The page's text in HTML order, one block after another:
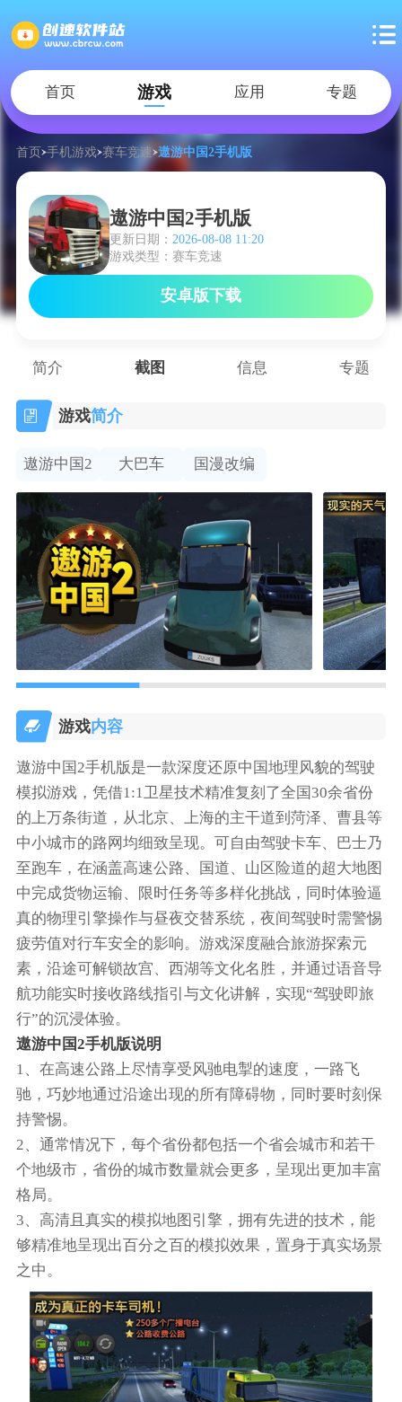
首页 游戏 应用 专题
首页 手机游戏 赛车竞速 遨游中国2手机版
遨游中国2手机版
更新日期： 2026-08-08 11:20
游戏类型：赛车竞速
安卓版下载
简介 截图 信息 专题
游戏简介
遨游中国2 大巴车 国漫改编
游戏内容
遨游中国2手机版是一款深度还原中国地理风貌的驾驶
模拟游戏，凭借1:1卫星技术精准复刻了全国30余省份
的上万条街道，从北京、上海的主干道到菏泽、曹县等
中小城市的路网均细致呈现。可自由驾驶卡车、巴士乃
至跑车，在涵盖高速公路、国道、山区险道的超大地图
中完成货物运输、限时任务等多样化挑战，同时体验逼
真的物理引擎操作与昼夜交替系统，夜间驾驶时需警惕
疲劳值对行车安全的影响。游戏深度融合旅游探索元
素，沿途可解锁故宫、西湖等文化名胜，并通过语音导
航功能实时接收路线指引与文化讲解，实现“驾驶即旅
行”的沉浸体验。
遨游中国2手机版说明
1、在高速公路上尽情享受风驰电掣的速度，一路飞
驰，巧妙地通过沿途出现的所有障碍物，同时要时刻保
持警惕。
2、通常情况下，每个省份都包括一个省会城市和若干
个地级市，省份的城市数量就会更多，呈现出更加丰富
格局。
3、高清且真实的模拟地图引擎，拥有先进的技术，能
够精准地呈现出百分之百的模拟效果，置身于真实场景
之中。